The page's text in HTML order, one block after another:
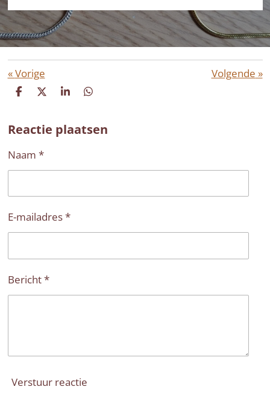
«Vorige Volgende »
D
e
n
D
l
S
r
e
D
e
n
Reactie plaatsen
Naam *
E-mailadres *
Bericht *
Verstuur reactie